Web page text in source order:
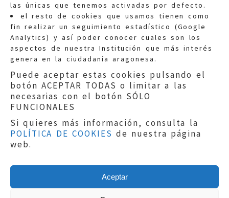
las únicas que tenemos activadas por defecto.
el resto de cookies que usamos tienen como
fin realizar un seguimiento estadístico (Google
Analytics) y así poder conocer cuales son los
aspectos de nuestra Institución que más interés
genera en la ciudadanía aragonesa.
Puede aceptar estas cookies pulsando el
botón ACEPTAR TODAS o limitar a las
necesarias con el botón SÓLO
FUNCIONALES
Si quieres más información, consulta la
POLÍTICA DE COOKIES de nuestra página
web.
Aceptar
Quejas:quejas@eljusticiadearagon.es
Información general:
informacion@eljusticiadearagon.es
Teléfonos:900 210 210/
Aviso legal|Política de privacidad|
Protección de Datos
Política de cookies
Copyright © 2019El Justicia de Aragón|